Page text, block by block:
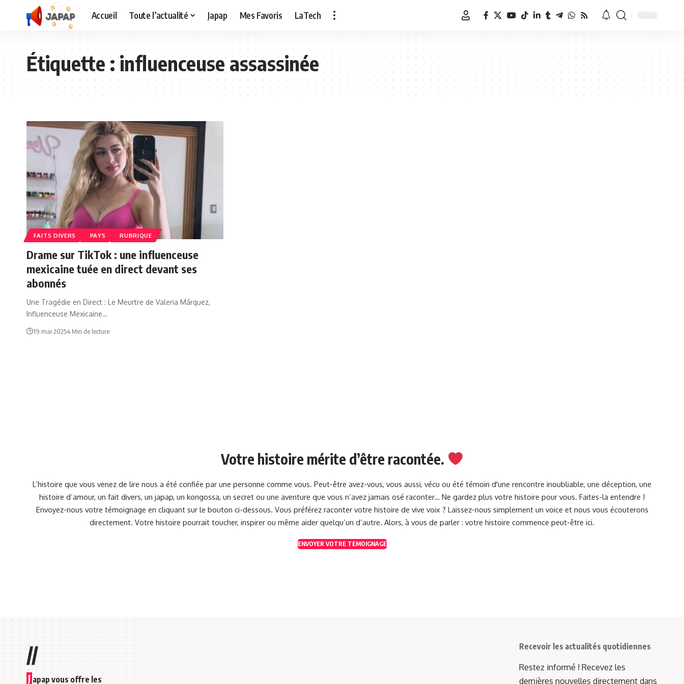
Accueil Toute l’actualité Japap Mes Favoris LaTech
Étiquette :influenceuse assassinée
FAITS DIVERS PAYS RUBRIQUE
Drame sur TikTok : une influenceuse
mexicaine tuée en direct devant ses
abonnés
Une Tragédie en Direct : Le Meurtre de Valeria Márquez,
Influenceuse Mexicaine…
19 mai 20254 Min de lecture
Votre histoire mérite d’être racontée.
L’histoire que vous venez de lire nous a été confiée par une personne comme vous. Peut-être avez-vous, vous aussi, vécu ou été témoin d'une rencontre inoubliable, une déception, une
histoire d’amour, un fait divers, un japap, un kongossa, un secret ou une aventure que vous n’avez jamais osé raconter… Ne gardez plus votre histoire pour vous. Faites-la entendre !
Envoyez-nous votre témoignage en cliquant sur le bouton ci-dessous. Vous préférez raconter votre histoire de vive voix ? Laissez-nous simplement un voice et nous vous écouterons
directement. Votre histoire pourrait toucher, inspirer ou même aider quelqu’un d’autre. Alors, à vous de parler : votre histoire commence peut-être ici.
ENVOYER VOTRE TEMOIGNAGE
//
J apap vous offre les
Recevoir les actualités quotidiennes
Restez informé ! Recevez les
dernières nouvelles directement dans